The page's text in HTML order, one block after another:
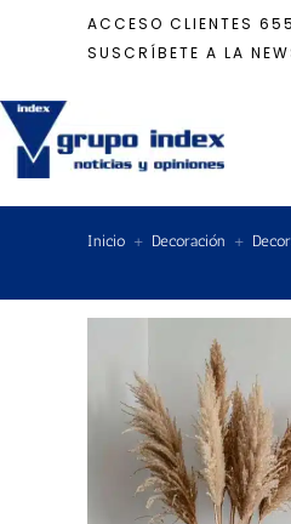
ACCESO CLIENTES
SUSCRÍBETE A LA
Inicio + Decoración +